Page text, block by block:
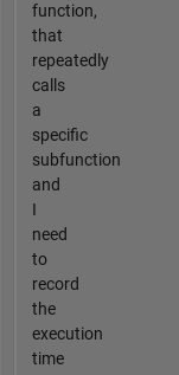
function,
that
repeatedly
calls
a
specific
subfunction
and
I
need
to
record
the
execution
time